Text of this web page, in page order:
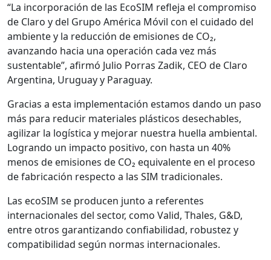
“La incorporación de las EcoSIM refleja el compromiso
de Claro y del Grupo América Móvil con el cuidado del
ambiente y la reducción de emisiones de CO₂,
avanzando hacia una operación cada vez más
sustentable”, afirmó Julio Porras Zadik, CEO de Claro
Argentina, Uruguay y Paraguay.
Gracias a esta implementación estamos dando un paso
más para reducir materiales plásticos desechables,
agilizar la logística y mejorar nuestra huella ambiental.
Logrando un impacto positivo, con hasta un 40%
menos de emisiones de CO₂ equivalente en el proceso
de fabricación respecto a las SIM tradicionales.
Las ecoSIM se producen junto a referentes
internacionales del sector, como Valid, Thales, G&D,
entre otros garantizando confiabilidad, robustez y
compatibilidad según normas internacionales.